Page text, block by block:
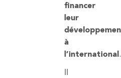
financer
leur
à
l’international.
Il